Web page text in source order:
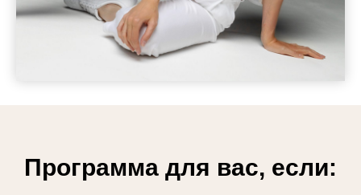
Программа для вас, если: